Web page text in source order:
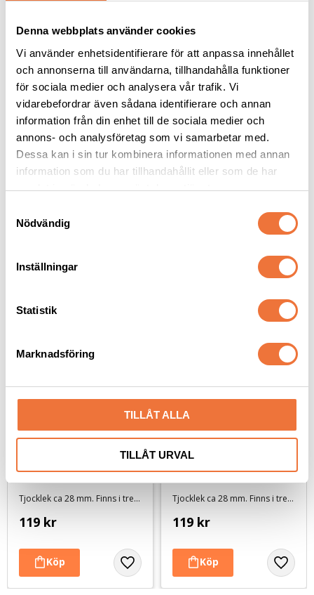
Denna webbplats använder cookies
Vi använder enhetsidentifierare för att anpassa innehållet
och annonserna till användarna, tillhandahålla funktioner
för sociala medier och analysera vår trafik. Vi
vidarebefordrar även sådana identifierare och annan
information från din enhet till de sociala medier och
annons- och analysföretag som vi samarbetar med.
Dessa kan i sin tur kombinera informationen med annan
information som du har tillhandahållit eller som de har
samlat in när du har använt deras tjänster.
Nödvändig
Inställningar
Statistik
Marknadsföring
TILLÅT ALLA
TILLÅT URVAL
4Dogs Belöningsgodis
Lamm ca 100 g
Torkat hundgodis utan tillsatser, ursprung EU
49kr
Dogman bajspåsar
med knythandtag 50-
pack - Lila
22,5 x 28 cm
29kr
Vetbed Retro -
Grå/svart/vit
Tjocklek ca 28 mm. Finns i tre storlekar
119 kr
Vetbed Kelly
Brunmelerad - Vita
Tjocklek ca 28 mm. Finns i tre storlekar
119 kr